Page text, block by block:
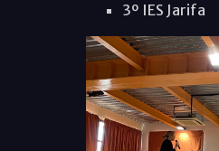
3º IES Jarifa